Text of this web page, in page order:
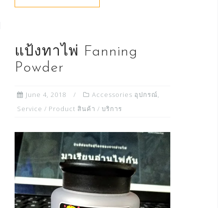
แป้งทาไพ่ Fanning
Powder
June 4, 2018 Accessories อุปกรณ์,
Service / Product สินค้า / บริการ